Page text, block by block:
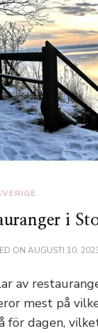
i
ON AUGUSTI 10,
av
mest på
för dagen,